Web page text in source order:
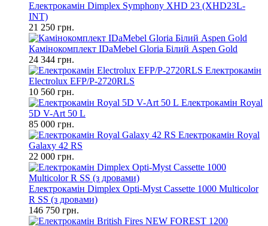
Електрокамін Dimplex Symphony XHD 23 (XHD23L-
INT)
21 250 грн.
Камінокомплект IDaMebel Gloria Білий Aspen Gold
24 344 грн.
Електрокамін
Electrolux EFP/P-2720RLS
10 560 грн.
Електрокамін Royal
5D V-Art 50 L
85 000 грн.
Електрокамін Royal
Galaxy 42 RS
22 000 грн.
Електрокамін Dimplex Opti-Myst Cassette 1000 Multicolor
R SS (з дровами)
146 750 грн.